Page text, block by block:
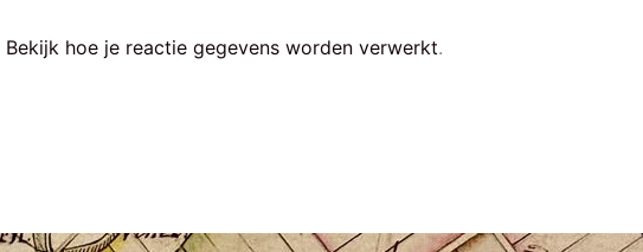
Bekijk hoe je reactie gegevens worden verwerkt.